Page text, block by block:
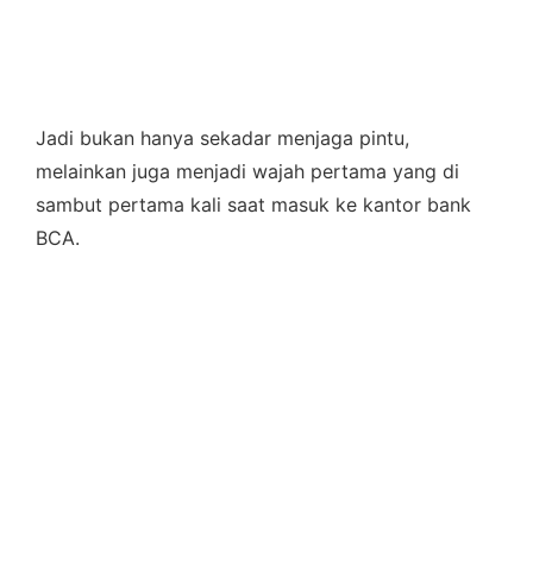
Jadi bukan hanya sekadar menjaga pintu,
melainkan juga menjadi wajah pertama yang di
sambut pertama kali saat masuk ke kantor bank
BCA.